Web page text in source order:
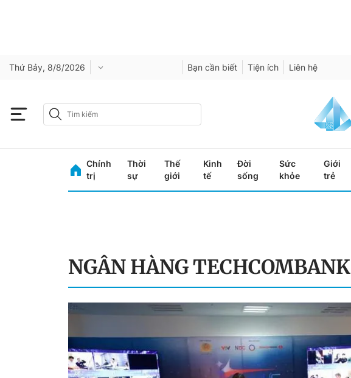
Thứ Bảy, 8/8/2026 Bạn cần biết Tiện ích Liên hệ
Chính
trị
Thời
sự
Thế
giới
Kinh
tế
Đời
sống
Sức
khỏe
Giới
trẻ
NGÂN HÀNG TECHCOMBANK